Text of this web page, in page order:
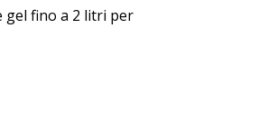
gel fino a 2 litri per